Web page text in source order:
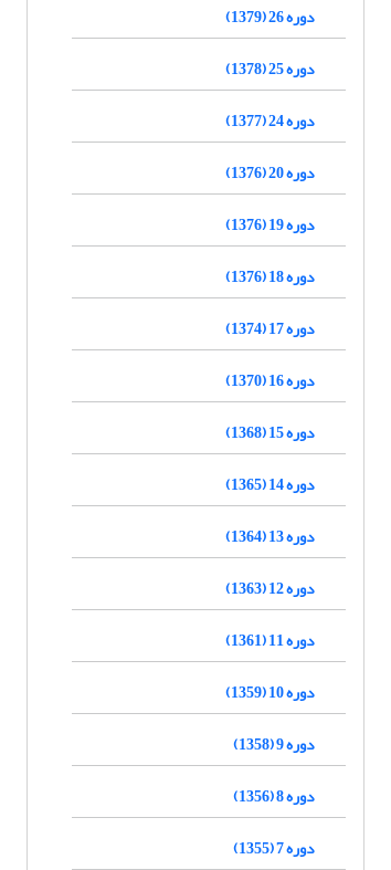
دوره 26 (1379)
دوره 25 (1378)
دوره 24 (1377)
دوره 20 (1376)
دوره 19 (1376)
دوره 18 (1376)
دوره 17 (1374)
دوره 16 (1370)
دوره 15 (1368)
دوره 14 (1365)
دوره 13 (1364)
دوره 12 (1363)
دوره 11 (1361)
دوره 10 (1359)
دوره 9 (1358)
دوره 8 (1356)
دوره 7 (1355)